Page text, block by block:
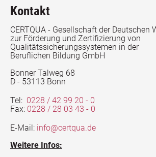
Kontakt
CERTQUA - Gesellschaft der Deutschen
zur Förderung und Zertifizierung von
Qualitätssicherungssystemen in der
Beruflichen Bildung GmbH
Bonner Talweg 68
D - 53113 Bonn
Tel: 0228 / 42 99 20 - 0
Fax: 0228 / 28 03 43 - 0
E-Mail: info@certqua.de
Weitere Infos: